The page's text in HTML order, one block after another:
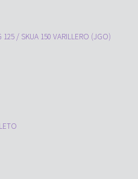
/ SKUA 150 VARILLERO (JGO)